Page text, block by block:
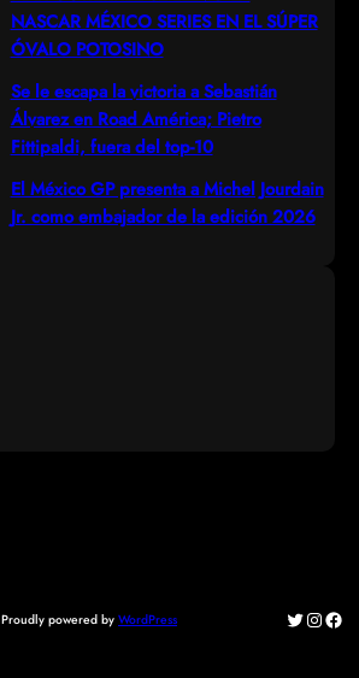
NASCAR MÉXICO SERIES EN EL SÚPER
ÓVALO POTOSINO
Se le escapa la victoria a Sebastián
Álvarez en Road América; Pietro
Fittipaldi, fuera del top-10
El México GP presenta a Michel Jourdain
Jr. como embajador de la edición 2026
Proudly powered by WordPress Twitter